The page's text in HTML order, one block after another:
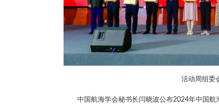
活动周组委
中国航海学会秘书长闫晓波公布2024年中国